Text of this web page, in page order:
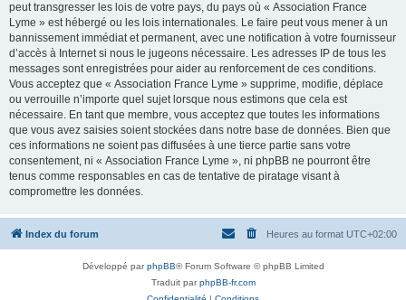
peut transgresser les lois de votre pays, du pays où « Association France
Lyme » est hébergé ou les lois internationales. Le faire peut vous mener à un
bannissement immédiat et permanent, avec une notification à votre fournisseur
d’accès à Internet si nous le jugeons nécessaire. Les adresses IP de tous les
messages sont enregistrées pour aider au renforcement de ces conditions.
Vous acceptez que « Association France Lyme » supprime, modifie, déplace
ou verrouille n’importe quel sujet lorsque nous estimons que cela est
nécessaire. En tant que membre, vous acceptez que toutes les informations
que vous avez saisies soient stockées dans notre base de données. Bien que
ces informations ne soient pas diffusées à une tierce partie sans votre
consentement, ni « Association France Lyme », ni phpBB ne pourront être
tenus comme responsables en cas de tentative de piratage visant à
compromettre les données.
Index du forum Heures au format UTC+02:00
Développé parphpBB® Forum Software © phpBB Limited
Traduit parphpBB-fr.com